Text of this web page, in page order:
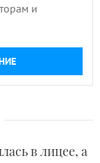
и
в лицее, а